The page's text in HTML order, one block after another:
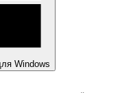
Windows